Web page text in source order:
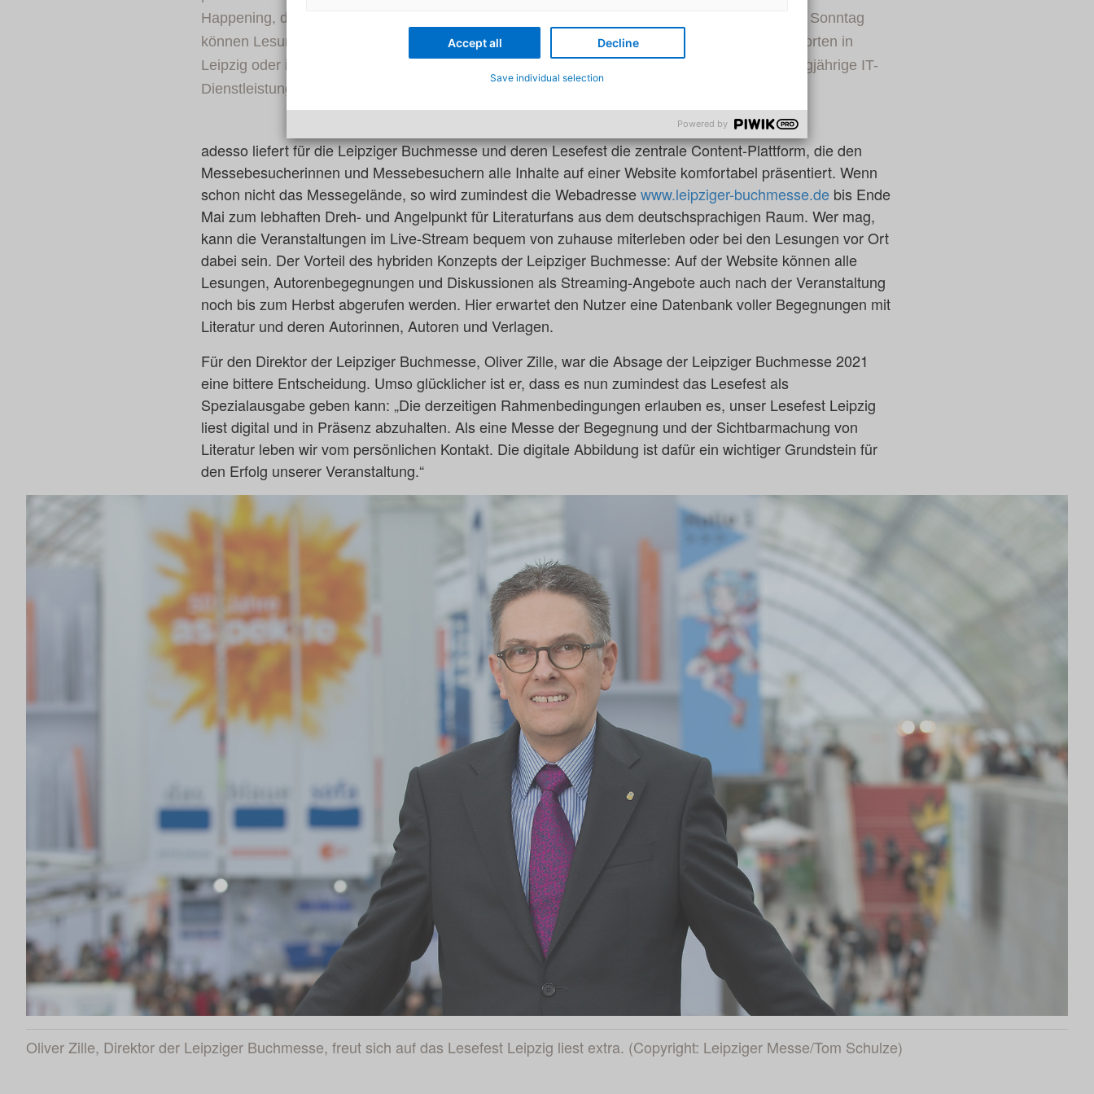
Happening, das für Literaturbegeisterte in diesem Jahr hybrid über die Bühne gehen wird. Bis Sonntag
können Lesungen von Autorinnen und Autoren live bei rund 400 Events an 80 Veranstaltungsorten in
Leipzig oder im Internet miterlebt werden. Für die technische Plattform wurde adesso, der langjährige IT-
Dienstleistungspartner der Leipziger Messe und Experte für Digi-talevents, verpflichtet.
adesso liefert für die Leipziger Buchmesse und deren Lesefest die zentrale Content-Plattform, die den
Messebesucherinnen und Messebesuchern alle Inhalte auf einer Website komfortabel präsentiert. Wenn
schon nicht das Messegelände, so wird zumindest die Webadressewww.leipziger-buchmesse.de bis Ende
Mai zum lebhaften Dreh- und Angelpunkt für Literaturfans aus dem deutschsprachigen Raum. Wer mag,
kann die Veranstaltungen im Live-Stream bequem von zuhause miterleben oder bei den Lesungen vor Ort
dabei sein. Der Vorteil des hybriden Konzepts der Leipziger Buchmesse: Auf der Website können alle
Lesungen, Autorenbegegnungen und Diskussionen als Streaming-Angebote auch nach der Veranstaltung
noch bis zum Herbst abgerufen werden. Hier erwartet den Nutzer eine Datenbank voller Begegnungen mit
Literatur und deren Autorinnen, Autoren und Verlagen.
Für den Direktor der Leipziger Buchmesse, Oliver Zille, war die Absage der Leipziger Buchmesse 2021
eine bittere Entscheidung. Umso glücklicher ist er, dass es nun zumindest das Lesefest als
Spezialausgabe geben kann: „Die derzeitigen Rahmenbedingungen erlauben es, unser Lesefest Leipzig
liest digital und in Präsenz abzuhalten. Als eine Messe der Begegnung und der Sichtbarmachung von
Literatur leben wir vom persönlichen Kontakt. Die digitale Abbildung ist dafür ein wichtiger Grundstein für
den Erfolg unserer Veranstaltung.“
Oliver Zille, Direktor der Leipziger Buchmesse, freut sich auf das Lesefest Leipzig liest extra. (Copyright: Leipziger Messe/Tom Schulze)
Accept all Decline
Save individual selection
Powered by